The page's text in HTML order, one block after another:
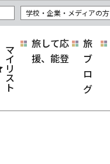
学校・企業・メディアの方
マ
イ
リ
ス
ト
旅して応
援、能登
旅
ブ
ロ
グ